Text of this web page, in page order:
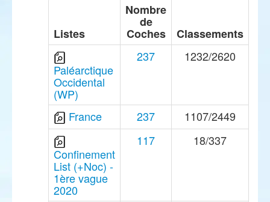
Listes
Nombre
de
Coches Classements
Paléarctique
Occidental
(WP)
237 1232/2620
France 237 1107/2449
Confinement
List (+Noc) -
1ère vague
2020
117 18/337